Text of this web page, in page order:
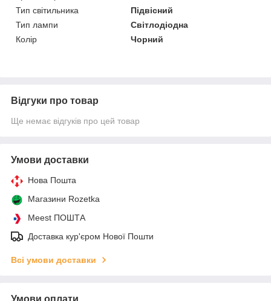
Тип світильника
Підвісний
Тип лампи
Світлодіодна
Колір
Чорний
Відгуки про товар
Ще немає відгуків про цей товар
Умови доставки
Нова Пошта
Магазини Rozetka
Meest ПОШТА
Доставка кур'єром Нової Пошти
Всі умови доставки